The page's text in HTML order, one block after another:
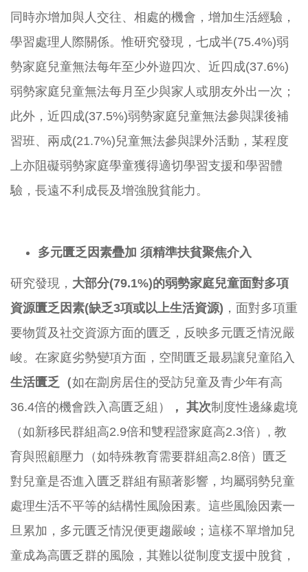
同時亦增加與人交往、相處的機會，增加生活經驗，
學習處理人際關係。惟研究發現，七成半(75.4%)弱
勢家庭兒童無法每年至少外遊四次、近四成(37.6%)
弱勢家庭兒童無法每月至少與家人或朋友外出一次；
此外，近四成(37.5%)弱勢家庭兒童無法參與課後補
習班、兩成(21.7%)兒童無法參與課外活動，某程度
上亦阻礙弱勢家庭學童獲得適切學習支援和學習體
驗，長遠不利成長及增強脫貧能力。
多元匱乏因素疊加 須精準扶貧聚焦介入
研究發現， 大部分(79.1%)的弱勢家庭兒童面對多項
資源匱乏因素(缺乏3項或以上生活資源) ，面對多項重
要物質及社交資源方面的匱乏，反映多元匱乏情況嚴
峻。在家庭劣勢變項方面，空間匱乏最易讓兒童陷入
生活匱乏（如在劏房居住的受訪兒童及青少年有高
36.4倍的機會跌入高匱乏組）
， 其次制度性邊緣處境
（如新移民群組高2.9倍和雙程證家庭高2.3倍）, 教
育與照顧壓力（如特殊教育需要群組高2.8倍）匱乏
對兒童是否進入匱乏群組有顯著影響，均屬弱勢兒童
處理生活不平等的結構性風險困素。這些風險因素一
旦累加，多元匱乏情況便更趨嚴峻；這樣不單增加兒
童成為高匱乏群的風險，其難以從制度支援中脫貧，